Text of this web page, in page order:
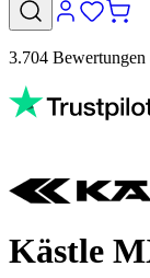
3.704 Bewertungen
Kästle